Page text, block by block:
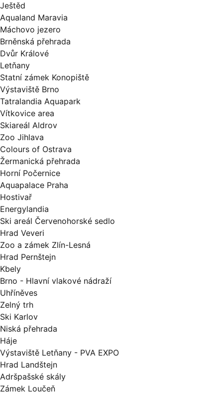
Ještěd
Aqualand Maravia
Máchovo jezero
Brněnská přehrada
Dvůr Králové
Letňany
Statní zámek Konopiště
Výstaviště Brno
Tatralandia Aquapark
Vítkovice area
Skiareál Aldrov
Zoo Jihlava
Colours of Ostrava
Žermanická přehrada
Horní Počernice
Aquapalace Praha
Hostivař
Energylandia
Ski areál Červenohorské sedlo
Hrad Veveri
Zoo a zámek Zlín-Lesná
Hrad Pernštejn
Kbely
Brno - Hlavní vlakové nádraží
Uhříněves
Zelný trh
Ski Karlov
Niská přehrada
Háje
Výstaviště Letňany - PVA EXPO
Hrad Landštejn
Adršpašské skály
Zámek Loučeň